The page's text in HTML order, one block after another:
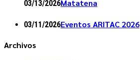
03/13/2026Matatena
03/11/2026Eventos ARITAC 2026
Archivos